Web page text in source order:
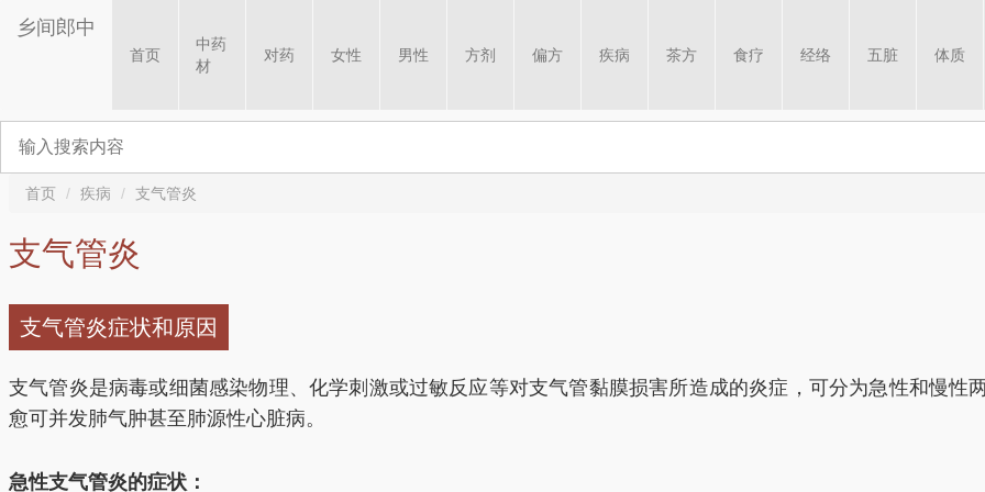
乡间郎中
首页
中药
材
对药 女性 男性 方剂 偏方 疾病 茶方 食疗 经络 五脏 体质
首页 疾病 支气管炎
支气管炎
支气管炎症状和原因
支气管炎是病毒或细菌感染物理、化学刺激或过敏反应等对支气管黏膜损害所造成的炎症，可分为急性和慢性
愈可并发肺气肿甚至肺源性心脏病。
急性支气管炎的症状：